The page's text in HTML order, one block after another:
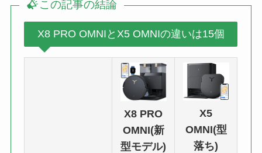
この記事の結論
X8 PRO OMNIとX5 OMNIの違いは15個
X8 PRO
OMNI(新
型モデル)
X5
OMNI(型
落ち)